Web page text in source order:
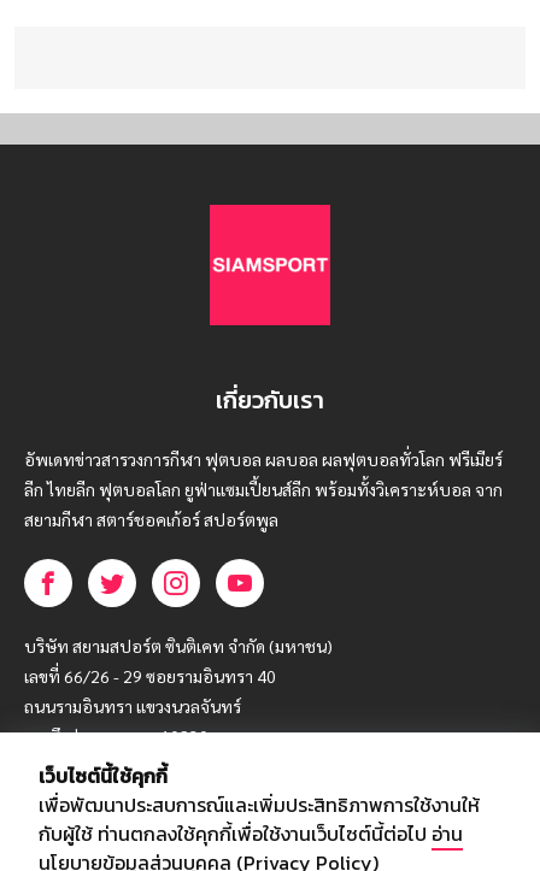
เกี่ยวกับเรา
อัพเดทข่าวสารวงการกีฬา ฟุตบอล ผลบอล ผลฟุตบอลทั่วโลก ฟรีเมียร์
ลีก ไทยลีก ฟุตบอลโลก ยูฟ่าแซมเปี้ยนส์ลีก พร้อมทั้งวิเคราะห์บอล จาก
สยามกีฬา สตาร์ชอคเก้อร์ สปอร์ตพูล
บริษัท สยามสปอร์ต ซินติเคท จำกัด (มหาชน)
เลขที่ 66/26 - 29 ซอยรามอินทรา 40
ถนนรามอินทรา แขวงนวลจันทร์
เขตบึงกุ่ม กรุงเทพฯ 10230
โทร : 02-5088-000
อีเมล์ : webmaster@siamsport.co.th
เว็บไซต์ : www.siamsport.co.th
เว็บไซต์นี้ใช้คุกกี้
เพื่อพัฒนาประสบการณ์และเพิ่มประสิทธิภาพการใช้งานให้
กับผู้ใช้ ท่านตกลงใช้คุกกี้เพื่อใช้งานเว็บไซต์นี้ต่อไป อ่าน
นโยบายข้อมูลส่วนบุคคล (Privacy Policy)